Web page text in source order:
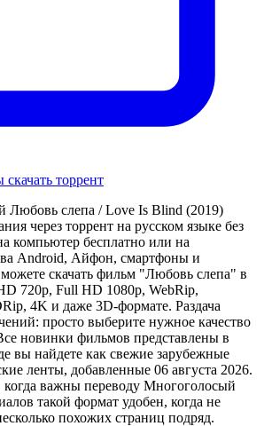
торрент
Любовь слепа / Love Is Blind (2019)
через торрент на русском языке без
компьютер бесплатно или на
Android, Айфон, смартфоны и
скачать фильм "Любовь слепа" в
720p, Full HD 1080p, WebRip,
4K и даже 3D-формате. Раздача
просто выберите нужное качество
новинки фильмов представлены в
вы найдете как свежие зарубежные
ленты, добавленные 06 августа 2026.
важны переводу Многоголосый
такой формат удобен, когда не
похожих страниц подряд.